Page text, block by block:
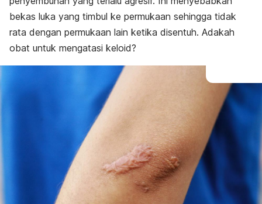
bekas luka yang timbul ke permukaan sehingga tidak
rata dengan permukaan lain ketika disentuh. Adakah
obat untuk mengatasi keloid?